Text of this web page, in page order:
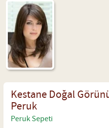
Kestane Doğal
Peruk
Peruk Sepeti